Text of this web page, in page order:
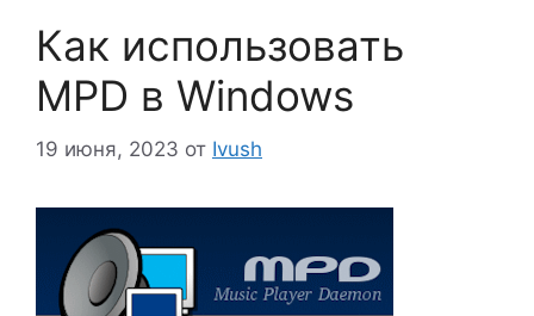
Как использовать
MPD в Windows
19 июня, 2023 от Ivush